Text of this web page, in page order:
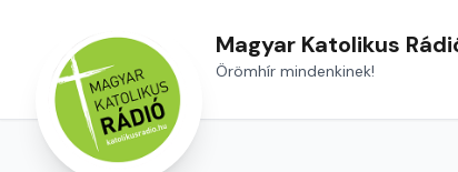
Magyar Katolikus
Örömhír mindenkinek!